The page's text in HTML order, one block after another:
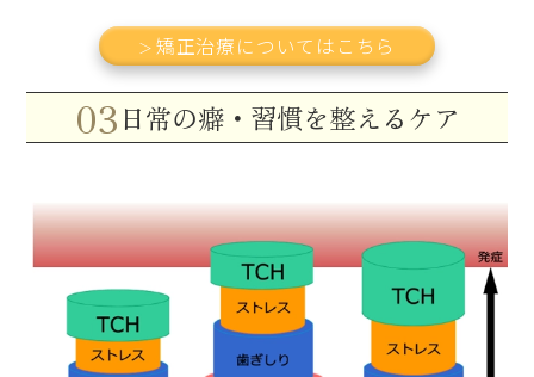
矯正治療についてはこちら
03 日常の癖・習慣を整えるケア